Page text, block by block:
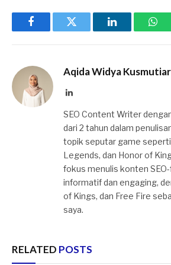
FacebookTwitter LinkedIn
Aqida Widya
LinkedIn
SEO Content Writer
dari 2 tahun dalam
topik seputar game
Legends, dan Honor of
fokus menulis konten
informatif dan engaging,
of Kings, dan Free Fire
saya.
RELATED POSTS